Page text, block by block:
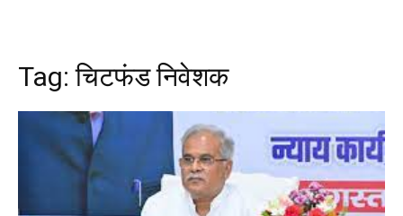
Tag:चिटफंड निवेशक